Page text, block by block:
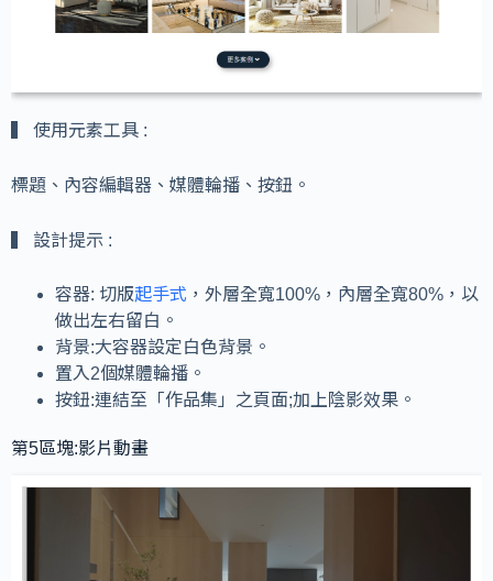
▍ 使用元素工具 :
標題、內容編輯器、媒體輪播、按鈕。
▍ 設計提示 :
容器: 切版起手式 ，外層全寬100%，內層全寬80%，以
做出左右留白。
背景:大容器設定白色背景。
置入2個媒體輪播。
按鈕:連結至「作品集」之頁面;加上陰影效果。
第5區塊:影片動畫